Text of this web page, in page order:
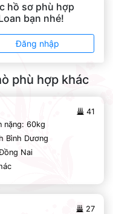
hồ sơ phù hợp
bạn nhé!
Đăng nhập
phù hợp khác
41
nặng: 60kg
Bình Dương
Nai
27